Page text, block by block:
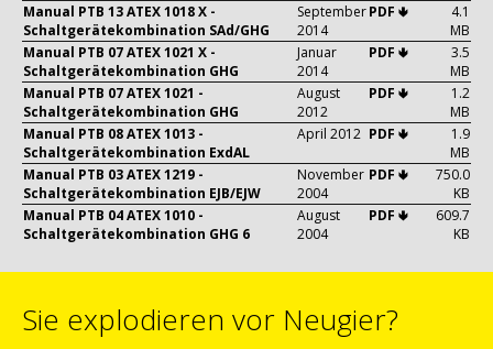
Manual PTB 13 ATEX 1018 X -
Schaltgerätekombination SAd/GHG
September
2014
PDF 🢃
4.1
MB
Manual PTB 07 ATEX 1021 X -
Schaltgerätekombination GHG
Januar
2014
PDF 🢃
3.5
MB
Manual PTB 07 ATEX 1021 -
Schaltgerätekombination GHG
August
2012
PDF 🢃
1.2
MB
Manual PTB 08 ATEX 1013 -
Schaltgerätekombination ExdAL
April 2012 PDF 🢃
1.9
MB
Manual PTB 03 ATEX 1219 -
Schaltgerätekombination EJB/EJW
November
2004
PDF 🢃
750.0
KB
Manual PTB 04 ATEX 1010 -
Schaltgerätekombination GHG 6
August
2004
PDF 🢃
609.7
KB
Sie explodieren vor Neugier?